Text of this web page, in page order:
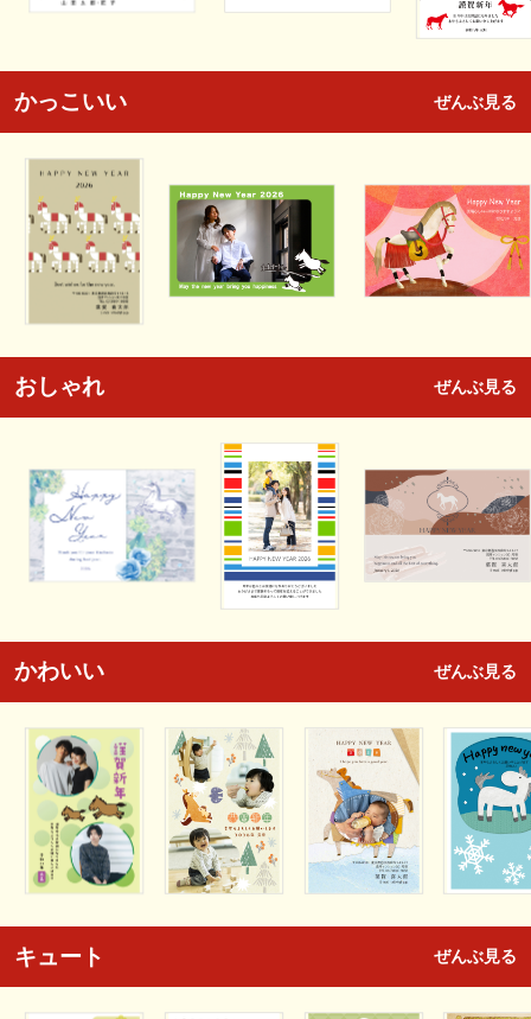
かっこいい ぜんぶ見る
おしゃれ ぜんぶ見る
かわいい ぜんぶ見る
キュート ぜんぶ見る